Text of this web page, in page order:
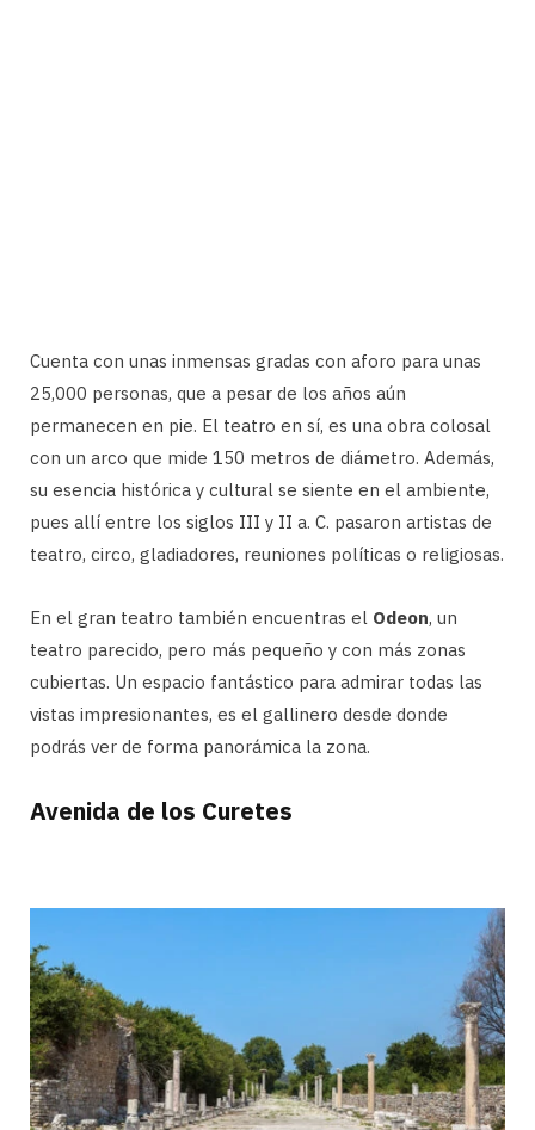
Cuenta con unas inmensas gradas con aforo para unas
25,000 personas, que a pesar de los años aún
permanecen en pie. El teatro en sí, es una obra colosal
con un arco que mide 150 metros de diámetro. Además,
su esencia histórica y cultural se siente en el ambiente,
pues allí entre los siglos III y II a. C. pasaron artistas de
teatro, circo, gladiadores, reuniones políticas o religiosas.
En el gran teatro también encuentras el Odeon, un
teatro parecido, pero más pequeño y con más zonas
cubiertas. Un espacio fantástico para admirar todas las
vistas impresionantes, es el gallinero desde donde
podrás ver de forma panorámica la zona.
Avenida de los Curetes